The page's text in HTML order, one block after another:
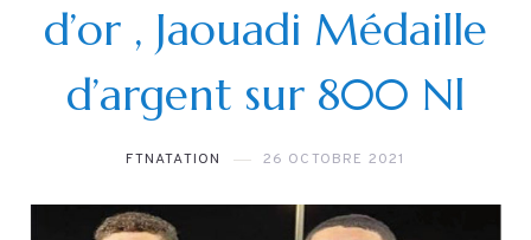
d’or , Jaouadi Médaille
d’argent sur 800 Nl
FTNATATION 26 OCTOBRE 2021